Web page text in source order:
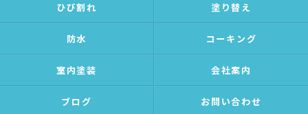
ひび割れ 塗り替え
防水 コーキング
室内塗装 会社案内
ブログ お問い合わせ